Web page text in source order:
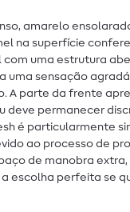
amarelo
na superfície
uma estrutura
sensação
A parte da frente
deve permanecer
é particularmente
ao processo de
de manobra
escolha perfeita se